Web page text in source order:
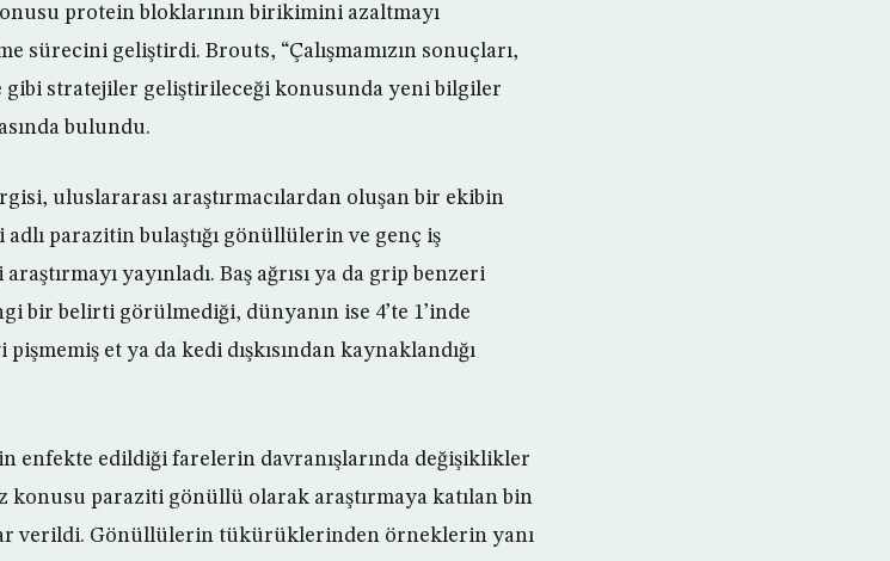
protein bloklarının birikimini azaltmayı
sürecini geliştirdi. Brouts, “Çalışmamızın sonuçları,
gibi stratejiler geliştirileceği konusunda yeni bilgiler
bulundu.
uluslararası araştırmacılardan oluşan bir ekibin
parazitin bulaştığı gönüllülerin ve genç iş
yayınladı. Baş ağrısı ya da grip benzeri
bir belirti görülmediği, dünyanın ise 4’te 1’inde
et ya da kedi dışkısından kaynaklandığı
enfekte edildiği farelerin davranışlarında değişiklikler
konusu paraziti gönüllü olarak araştırmaya katılan bin
verildi. Gönüllülerin tükürüklerinden örneklerin yanı